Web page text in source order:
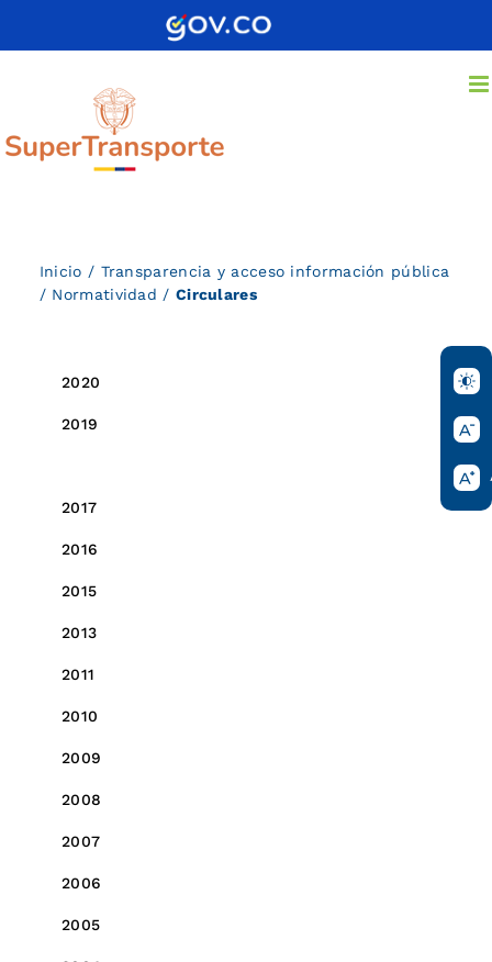
Inicio / Transparencia y acceso información pública
/ Normatividad / Circulares
2020
2019
2017
2016
2015
2013
2011
2010
2009
2008
2007
2006
2005